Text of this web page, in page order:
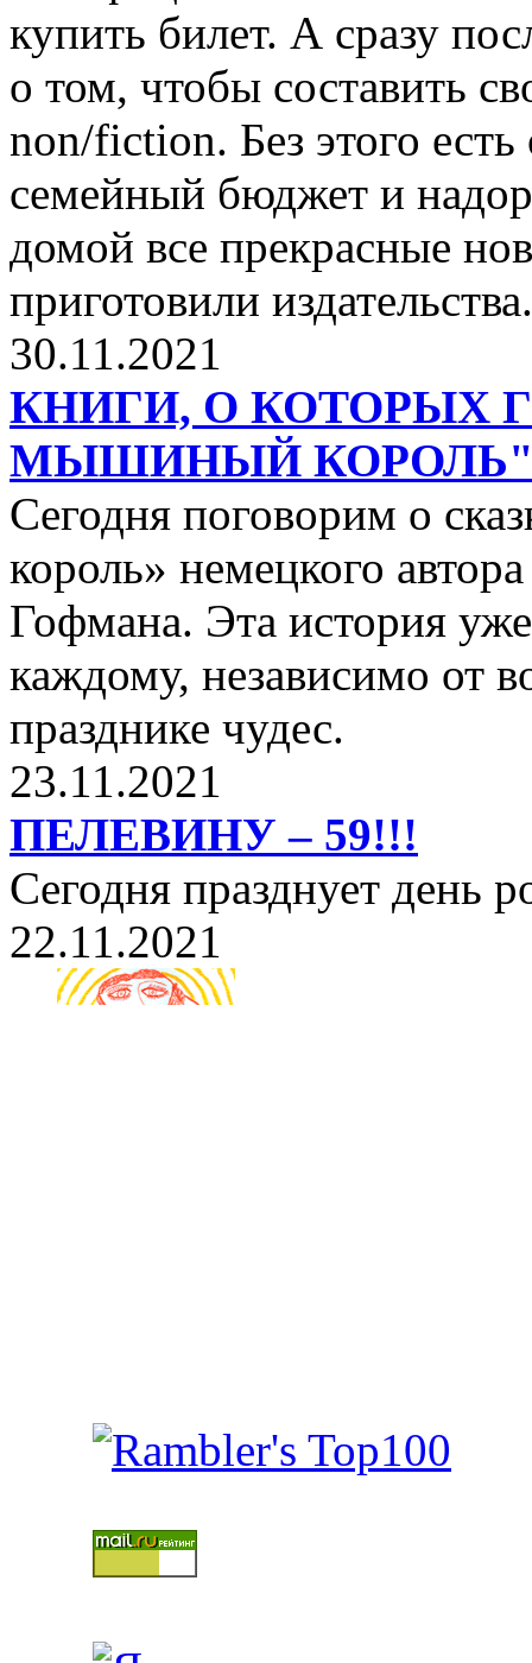
купить билет. А сразу
о том, чтобы составить
non/fiction. Без этого есть
семейный бюджет и
домой все прекрасные
приготовили издательства.
30.11.2021
КНИГИ, О КОТОРЫХ
МЫШИНЫЙ
Сегодня поговорим о
король» немецкого
Гофмана. Эта история
каждому, независимо от
празднике чудес.
23.11.2021
ПЕЛЕВИНУ – 59!!!
Сегодня празднует день
22.11.2021